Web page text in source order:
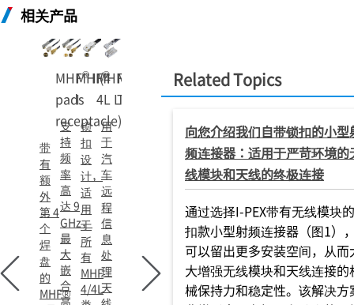
相关产品
MHF®I (4
pads
receptacle)
带
有
额
外
第 4
个
焊
盘
的
MHF®
MHF®
I
支
持
频
率
高
达 9
GHz，
最
大
嵌
合
高
MHF
4L LK
锁
扣
设
计，
适
用
于
所
有
MHF
4/4L
MHF
TI
用
于
汽
车
远
程
信
息
处
理
天
Related Topics
向您介绍我们自带锁扣的小型
频连接器：适用于严苛环境的
线模块和天线的终极连接
通过选择I-PEX带有无线模块
扣款小型射频连接器（图1）
可以留出更多安装空间，从而
大增强无线模块和天线连接的
械保持力和稳定性。该解决方